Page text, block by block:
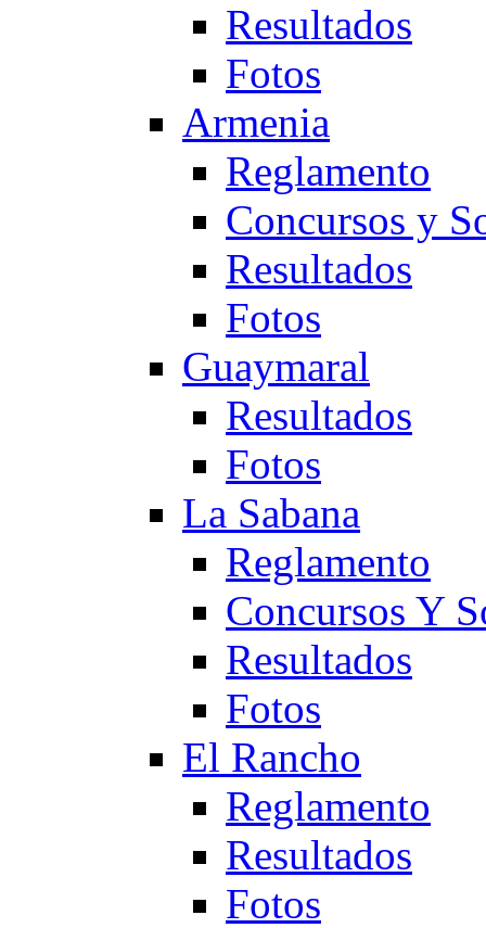
Resultados
Fotos
Armenia
Reglamento
Concursos y
Resultados
Fotos
Guaymaral
Resultados
Fotos
La Sabana
Reglamento
Concursos Y
Resultados
Fotos
El Rancho
Reglamento
Resultados
Fotos